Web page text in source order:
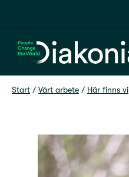
Hem
Start / Vårt arbete / Här finns vi